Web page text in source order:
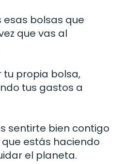
esas bolsas que
que vas al
tu propia bolsa,
tus gastos a
sentirte bien contigo
estás haciendo
el planeta.